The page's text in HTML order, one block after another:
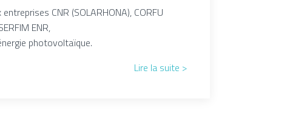
entreprises CNR (SOLARHONA), CORFU
ENR,
photovoltaïque.
Lire la suite >